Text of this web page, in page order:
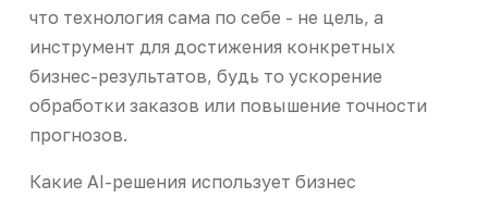
что технология сама по себе - не цель, а
инструмент для достижения конкретных
бизнес-результатов, будь то ускорение
обработки заказов или повышение точности
прогнозов.
Какие AI-решения использует бизнес